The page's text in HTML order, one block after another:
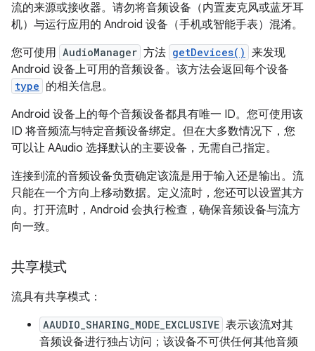
流的来源或接收器。请勿将音频设备（内置麦克风或蓝牙耳
机）与运行应用的 Android 设备（手机或智能手表）混淆。
您可使用 AudioManager 方法 getDevices() 来发现
Android 设备上可用的音频设备。该方法会返回每个设备
type 的相关信息。
Android 设备上的每个音频设备都具有唯一 ID。您可使用该
ID 将音频流与特定音频设备绑定。但在大多数情况下，您
可以让 AAudio 选择默认的主要设备，无需自己指定。
连接到流的音频设备负责确定该流是用于输入还是输出。流
只能在一个方向上移动数据。定义流时，您还可以设置其方
向。打开流时，Android 会执行检查，确保音频设备与流方
向一致。
共享模式
流具有共享模式：
AAUDIO_SHARING_MODE_EXCLUSIVE 表示该流对其
音频设备进行独占访问；该设备不可供任何其他音频